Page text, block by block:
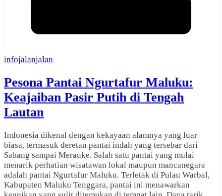
infojalanjalan
Pesona Pantai Ngurtafur Maluku:
Keajaiban Pasir Putih di Tengah
Lautan
Indonesia dikenal dengan kekayaan alamnya yang luar
biasa, termasuk deretan pantai indah yang tersebar dari
Sabang sampai Merauke. Salah satu pantai yang mulai
menarik perhatian wisatawan lokal maupun mancanegara
adalah pantai Ngurtafur Maluku. Terletak di Pulau Warbal,
Kabupaten Maluku Tenggara, pantai ini menawarkan